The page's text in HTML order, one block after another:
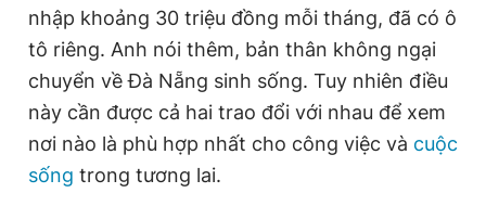
nhập khoảng 30 triệu đồng mỗi tháng, đã có ô
tô riêng. Anh nói thêm, bản thân không ngại
chuyển về Đà Nẵng sinh sống. Tuy nhiên điều
này cần được cả hai trao đổi với nhau để xem
nơi nào là phù hợp nhất cho công việc và cuộc
sống trong tương lai.